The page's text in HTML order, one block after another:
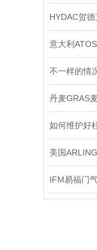
意大利
丹麦GRAS